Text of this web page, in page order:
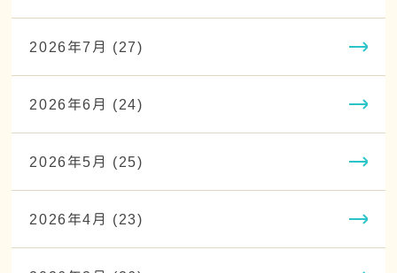
2026年7月 (27)
2026年6月 (24)
2026年5月 (25)
2026年4月 (23)